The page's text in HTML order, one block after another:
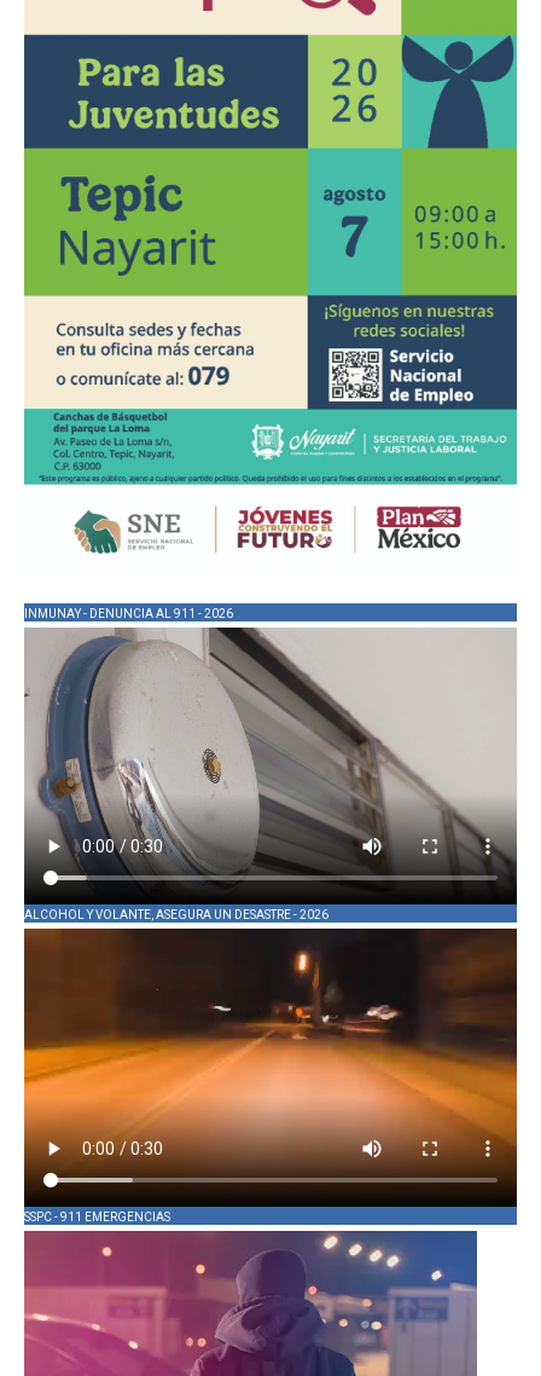
INMUNAY - DENUNCIA AL 911 - 2026
ALCOHOL Y VOLANTE, ASEGURA UN DESASTRE - 2026
SSPC - 911 EMERGENCIAS